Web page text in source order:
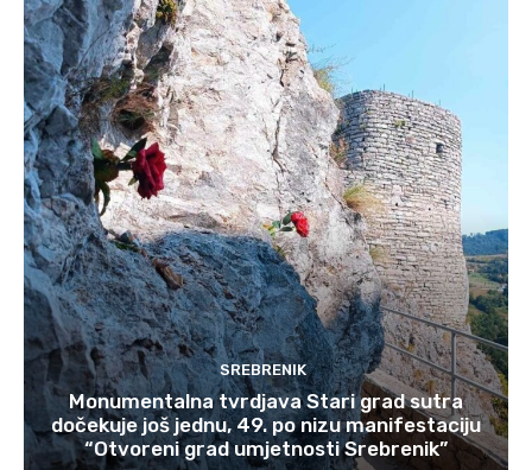
SREBRENIK
Monumentalna tvrdjava Stari grad sutra
dočekuje još jednu, 49. po nizu manifestaciju
“Otvoreni grad umjetnosti Srebrenik”